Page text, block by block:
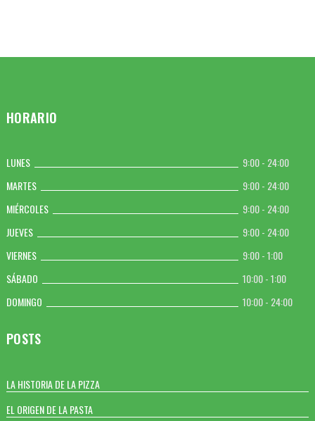
HORARIO
LUNES
9:00 - 24:00
MARTES
9:00 - 24:00
MIÉRCOLES
9:00 - 24:00
JUEVES
9:00 - 24:00
VIERNES
9:00 - 1:00
SÁBADO
10:00 - 1:00
DOMINGO
10:00 - 24:00
POSTS
LA HISTORIA DE LA PIZZA
EL ORIGEN DE LA PASTA